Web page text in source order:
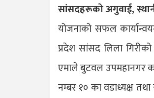
सांसदहरूको अगुवाई,
योजनाको सफल
प्रदेश सांसद लिला
एमाले बुटवल उपमहानगर
नम्बर १० का वडाध्यक्ष